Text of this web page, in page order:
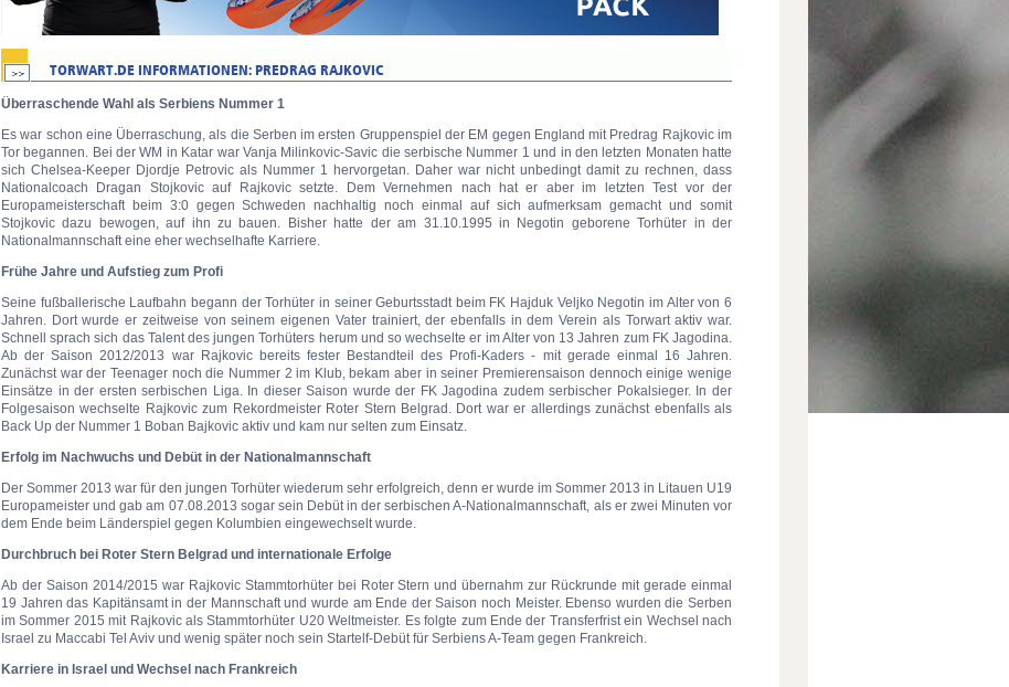
Überraschende Wahl als Serbiens Nummer 1
Es war schon eine Überraschung, als die Serben im ersten Gruppenspiel der EM gegen England mit Predrag Rajkovic im
Tor begannen. Bei der WM in Katar war Vanja Milinkovic-Savic die serbische Nummer 1 und in den letzten Monaten hatte
sich Chelsea-Keeper Djordje Petrovic als Nummer 1 hervorgetan. Daher war nicht unbedingt damit zu rechnen, dass
Nationalcoach Dragan Stojkovic auf Rajkovic setzte. Dem Vernehmen nach hat er aber im letzten Test vor der
Europameisterschaft beim 3:0 gegen Schweden nachhaltig noch einmal auf sich aufmerksam gemacht und somit
Stojkovic dazu bewogen, auf ihn zu bauen. Bisher hatte der am 31.10.1995 in Negotin geborene Torhüter in der
Nationalmannschaft eine eher wechselhafte Karriere.
Frühe Jahre und Aufstieg zum Profi
Seine fußballerische Laufbahn begann der Torhüter in seiner Geburtsstadt beim FK Hajduk Veljko Negotin im Alter von 6
Jahren. Dort wurde er zeitweise von seinem eigenen Vater trainiert, der ebenfalls in dem Verein als Torwart aktiv war.
Schnell sprach sich das Talent des jungen Torhüters herum und so wechselte er im Alter von 13 Jahren zum FK Jagodina.
Ab der Saison 2012/2013 war Rajkovic bereits fester Bestandteil des Profi-Kaders - mit gerade einmal 16 Jahren.
Zunächst war der Teenager noch die Nummer 2 im Klub, bekam aber in seiner Premierensaison dennoch einige wenige
Einsätze in der ersten serbischen Liga. In dieser Saison wurde der FK Jagodina zudem serbischer Pokalsieger. In der
Folgesaison wechselte Rajkovic zum Rekordmeister Roter Stern Belgrad. Dort war er allerdings zunächst ebenfalls als
Back Up der Nummer 1 Boban Bajkovic aktiv und kam nur selten zum Einsatz.
Erfolg im Nachwuchs und Debüt in der Nationalmannschaft
Der Sommer 2013 war für den jungen Torhüter wiederum sehr erfolgreich, denn er wurde im Sommer 2013 in Litauen U19
Europameister und gab am 07.08.2013 sogar sein Debüt in der serbischen A-Nationalmannschaft, als er zwei Minuten vor
dem Ende beim Länderspiel gegen Kolumbien eingewechselt wurde.
Durchbruch bei Roter Stern Belgrad und internationale Erfolge
Ab der Saison 2014/2015 war Rajkovic Stammtorhüter bei Roter Stern und übernahm zur Rückrunde mit gerade einmal
19 Jahren das Kapitänsamt in der Mannschaft und wurde am Ende der Saison noch Meister. Ebenso wurden die Serben
im Sommer 2015 mit Rajkovic als Stammtorhüter U20 Weltmeister. Es folgte zum Ende der Transferfrist ein Wechsel nach
Israel zu Maccabi Tel Aviv und wenig später noch sein Startelf-Debüt für Serbiens A-Team gegen Frankreich.
Karriere in Israel und Wechsel nach Frankreich